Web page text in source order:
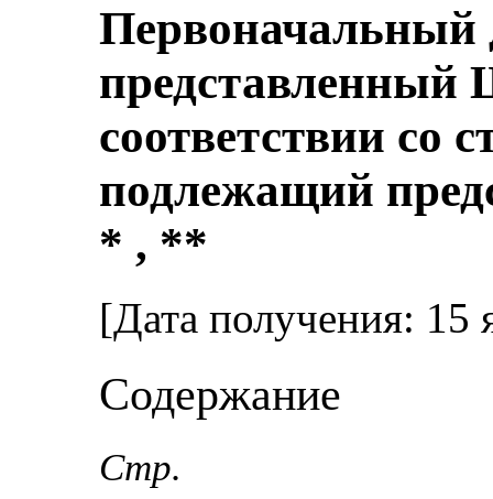
Первоначальный
представленный
соответствии со
подлежащий
* , **
[Дата получения: 15
Содержание
Стр.